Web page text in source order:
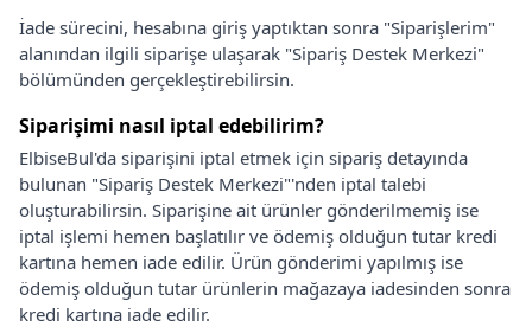
İade sürecini, hesabına giriş yaptıktan sonra "Siparişlerim"
alanından ilgili siparişe ulaşarak "Sipariş Destek Merkezi"
bölümünden gerçekleştirebilirsin.
Siparişimi nasıl iptal edebilirim?
ElbiseBul'da siparişini iptal etmek için sipariş detayında
bulunan "Sipariş Destek Merkezi"'nden iptal talebi
oluşturabilirsin. Siparişine ait ürünler gönderilmemiş ise
iptal işlemi hemen başlatılır ve ödemiş olduğun tutar kredi
kartına hemen iade edilir. Ürün gönderimi yapılmış ise
ödemiş olduğun tutar ürünlerin mağazaya iadesinden sonra
kredi kartına iade edilir.